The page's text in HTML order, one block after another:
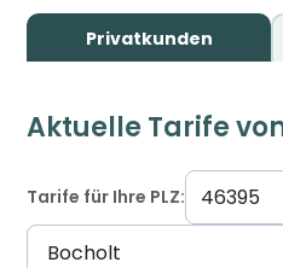
Privatkunden
Aktuelle Tarife
Tarife für Ihre PLZ: